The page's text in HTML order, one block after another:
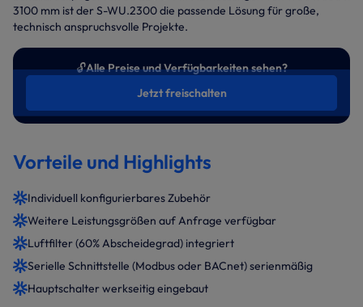
3100 mm ist der S-WU.2300 die passende Lösung für große,
technisch anspruchsvolle Projekte.
🔓Alle Preise und Verfügbarkeiten sehen?
Jetzt freischalten
Vorteile und Highlights
Individuell konfigurierbares Zubehör
Weitere Leistungsgrößen auf Anfrage verfügbar
Luftfilter (60% Abscheidegrad) integriert
Serielle Schnittstelle (Modbus oder BACnet) serienmäßig
Hauptschalter werkseitig eingebaut